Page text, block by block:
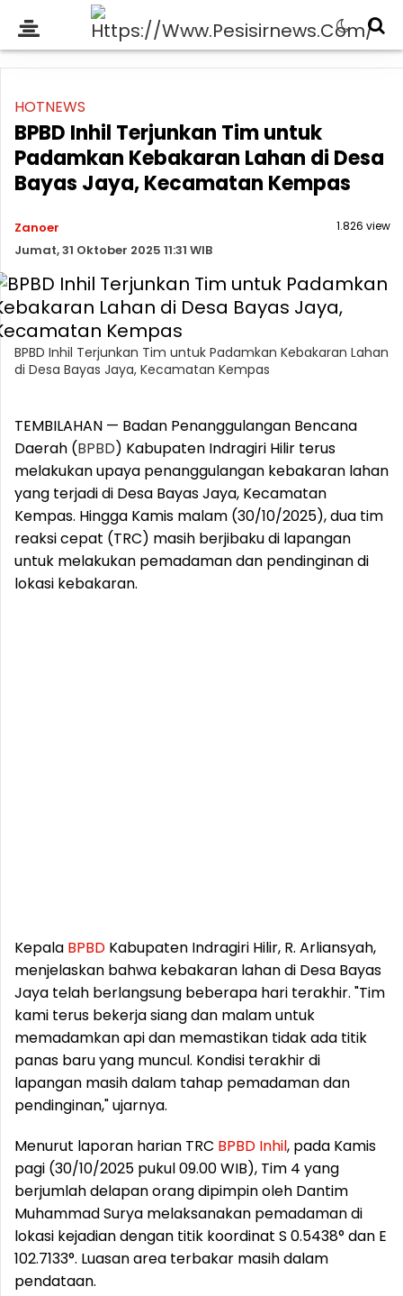
HOTNEWS
BPBD Inhil Terjunkan Tim untuk
Padamkan Kebakaran Lahan di Desa
Bayas Jaya, Kecamatan Kempas
Zanoer
Jumat, 31 Oktober 2025 11:31 WIB
1.826 view
BPBD Inhil Terjunkan Tim untuk Padamkan Kebakaran Lahan
di Desa Bayas Jaya, Kecamatan Kempas
TEMBILAHAN — Badan Penanggulangan Bencana
Daerah (BPBD) Kabupaten Indragiri Hilir terus
melakukan upaya penanggulangan kebakaran lahan
yang terjadi di Desa Bayas Jaya, Kecamatan
Kempas. Hingga Kamis malam (30/10/2025), dua tim
reaksi cepat (TRC) masih berjibaku di lapangan
untuk melakukan pemadaman dan pendinginan di
lokasi kebakaran.
Kepala BPBD Kabupaten Indragiri Hilir, R. Arliansyah,
menjelaskan bahwa kebakaran lahan di Desa Bayas
Jaya telah berlangsung beberapa hari terakhir. "Tim
kami terus bekerja siang dan malam untuk
memadamkan api dan memastikan tidak ada titik
panas baru yang muncul. Kondisi terakhir di
lapangan masih dalam tahap pemadaman dan
pendinginan," ujarnya.
Menurut laporan harian TRC BPBD Inhil, pada Kamis
pagi (30/10/2025 pukul 09.00 WIB), Tim 4 yang
berjumlah delapan orang dipimpin oleh Dantim
Muhammad Surya melaksanakan pemadaman di
lokasi kejadian dengan titik koordinat S 0.5438° dan E
102.7133°. Luasan area terbakar masih dalam
pendataan.